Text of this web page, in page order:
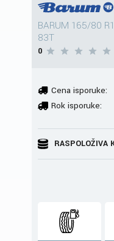
BARUM 165/80
83T
0
Cena isporuke:
Rok isporuke:
RASPOLOŽIVA